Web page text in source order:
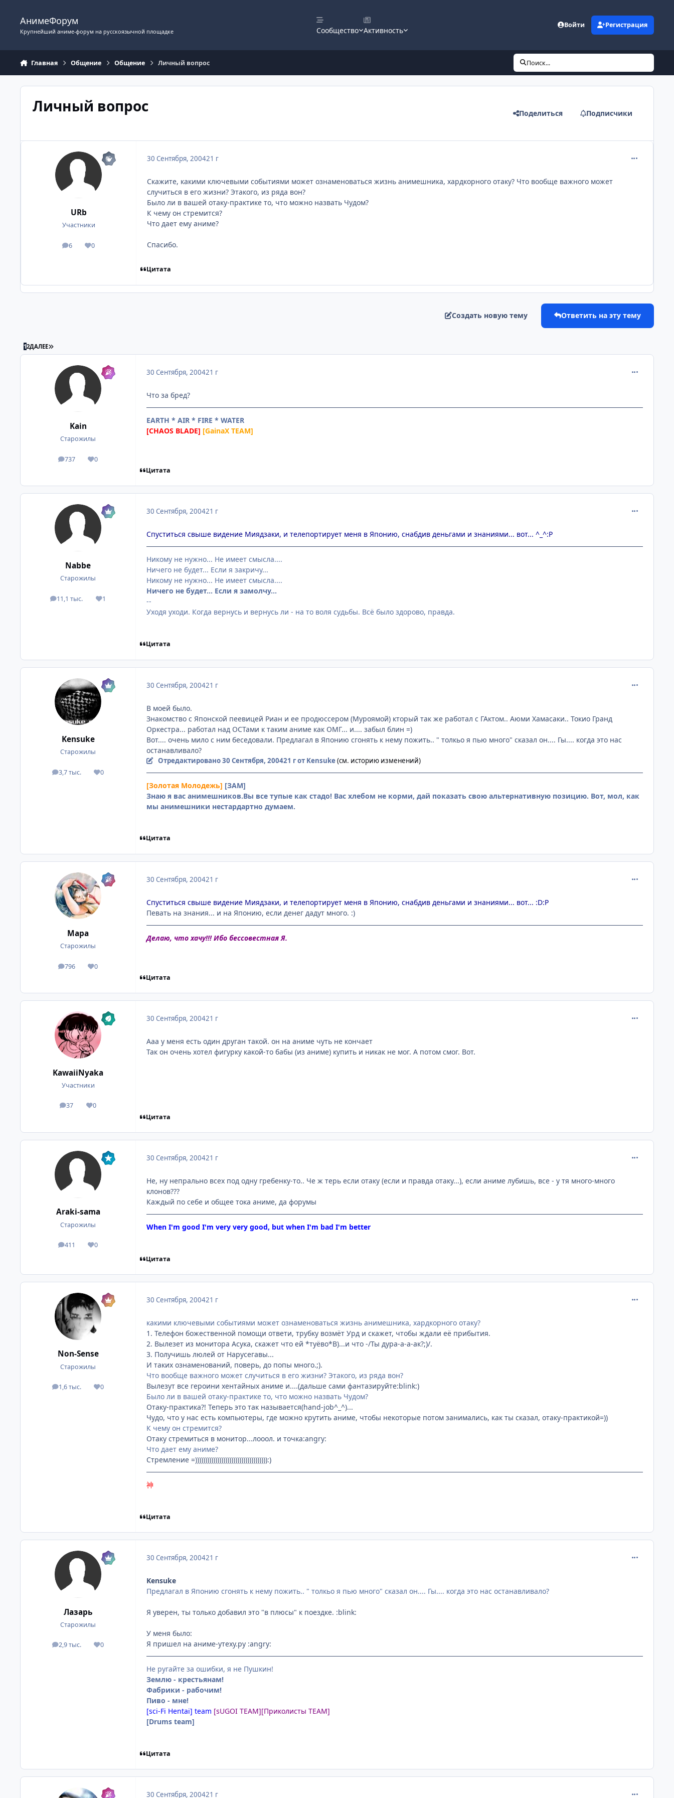
АнимеФорум
Крупнейший аниме-форум на русскоязычной площадке Сообщество Активность
Войти Регистрация
Главная Общение Общение Личный вопрос Поиск...
Личный вопрос Поделиться Подписчики
URb
Участники
6
посты 0
Репутация
30 Сентября, 200421 г
Скажите, какими ключевыми событиями может ознаменоваться жизнь анимешника, хардкорного отаку? Что вообще важного может
случиться в его жизни? Этакого, из ряда вон?
Было ли в вашей отаку-практике то, что можно назвать Чудом?
К чему он стремится?
Что дает ему аниме?
Спасибо.
Цитата
Создать новую тему Ответить на эту тему
12ДАЛЕЕ ПОСЛЕДНЯЯ СТРАНИЦА
Kain
Старожилы
737
посты 0
Репутация
30 Сентября, 200421 г
Что за бред?
EARTH * AIR * FIRE * WATER
[CHAOS BLADE] [GainaX TEAM]
Цитата
Nabbe
Старожилы
11,1 тыс.
посты 1
Репутация
30 Сентября, 200421 г
Спуститься свыше видение Миядзаки, и телепортирует меня в Японию, снабдив деньгами и знаниями... вот... ^_^:P
Никому не нужно... Не имеет смысла....
Ничего не будет... Если я закричу...
Никому не нужно... Не имеет смысла....
Ничего не будет... Если я замолчу...
--
Уходя уходи. Когда вернусь и вернусь ли - на то воля судьбы. Всё было здорово, правда.
Цитата
Kensuke
Старожилы
3,7 тыс.
посты 0
Репутация
30 Сентября, 200421 г
В моей было.
Знакомство с Японской пеевицей Риан и ее продюссером (Муроямой) кторый так же работал с ГАктом.. Аюми Хамасаки.. Токио Гранд
Оркестра... работал над ОСТами к таким аниме как ОМГ... и.... забыл блин =)
Вот.... очень мило с ним беседовали. Предлагал в Японию сгонять к нему пожить.. " толкьо я пью много" сказал он.... Гы.... когда это нас
останавливало?
Отредактировано30 Сентября, 200421 гот Kensuke(см. историю изменений)
[Золотая Молодежь] [ЗАМ]
Знаю я вас анимешников.Вы все тупые как стадо! Вас хлебом не корми, дай показать свою альтернативную позицию. Вот, мол, как
мы анимешники нестардартно думаем.
Цитата
Мара
Старожилы
796
посты 0
Репутация
30 Сентября, 200421 г
Спуститься свыше видение Миядзаки, и телепортирует меня в Японию, снабдив деньгами и знаниями... вот... :D:P
Певать на знания... и на Японию, если денег дадут много. :)
Делаю, что хачу!!! Ибо бессовестная Я.
Цитата
KawaiiNyaka
Участники
37
посты 0
Репутация
30 Сентября, 200421 г
Ааа у меня есть один друган такой. он на аниме чуть не кончает
Так он очень хотел фигурку какой-то бабы (из аниме) купить и никак не мог. А потом смог. Вот.
Цитата
Araki-sama
Старожилы
411
посты 0
Репутация
30 Сентября, 200421 г
Не, ну непрально всех под одну гребенку-то.. Че ж терь если отаку (если и правда отаку...), если аниме лубишь, все - у тя много-много
клонов???
Каждый по себе и общее тока аниме, да форумы
When I'm good I'm very very good, but when I'm bad I'm better
Цитата
Non-Sense
Старожилы
1,6 тыс.
посты 0
Репутация
30 Сентября, 200421 г
какими ключевыми событиями может ознаменоваться жизнь анимешника, хардкорного отаку?
1. Телефон божественной помощи ответи, трубку возмёт Урд и скажет, чтобы ждали её прибытия.
2. Вылезет из монитора Асука, скажет что ей *туёво*B)...и что -/Ты дура-а-а-ак?;)/.
3. Получишь люлей от Нарусегавы...
И таких ознаменований, поверь, до попы много.;).
Что вообще важного может случиться в его жизни? Этакого, из ряда вон?
Вылезут все героини хентайных аниме и....(дальше сами фантазируйте:blink:)
Было ли в вашей отаку-практике то, что можно назвать Чудом?
Отаку-практика?! Теперь это так называется(hand-job^_^)...
Чудо, что у нас есть компьютеры, где можно крутить аниме, чтобы некоторые потом занимались, как ты сказал, отаку-практикой=))
К чему он стремится?
Отаку стремиться в монитор...лооол. и точка:angry:
Что дает ему аниме?
Стремление =)))))))))))))))))))))))))))))))))))):)
神
Цитата
Лазарь
Старожилы
2,9 тыс.
посты 0
Репутация
30 Сентября, 200421 г
Kensuke
Предлагал в Японию сгонять к нему пожить.. " толкьо я пью много" сказал он.... Гы.... когда это нас останавливало?
Я уверен, ты только добавил это "в плюсы" к поездке. :blink:
У меня было:
Я пришел на аниме-утеху.ру :angry:
Не ругайте за ошибки, я не Пушкин!
Землю - крестьянам!
Фабрики - рабочим!
Пиво - мне!
[sci-Fi Hentai] team [sUGOI TEAM][Приколисты TEAM]
[Drums team]
Цитата
30 Сентября, 200421 г